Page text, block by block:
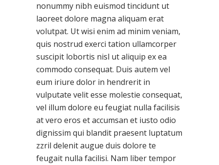
nonummy nibh euismod tincidunt ut
laoreet dolore magna aliquam erat
volutpat. Ut wisi enim ad minim veniam,
quis nostrud exerci tation ullamcorper
suscipit lobortis nisl ut aliquip ex ea
commodo consequat. Duis autem vel
eum iriure dolor in hendrerit in
vulputate velit esse molestie consequat,
vel illum dolore eu feugiat nulla facilisis
at vero eros et accumsan et iusto odio
dignissim qui blandit praesent luptatum
zzril delenit augue duis dolore te
feugait nulla facilisi. Nam liber tempor